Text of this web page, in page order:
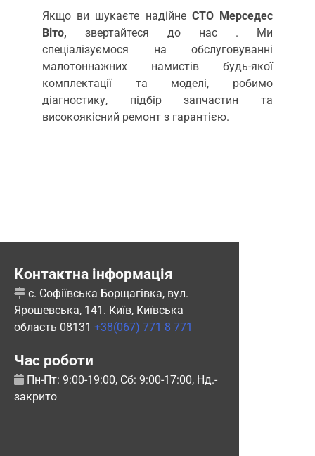
Якщо ви шукаєте надійне СТО Мерседес
Віто, звертайтеся до нас . Ми
спеціалізуємося на обслуговуванні
малотоннажних намистів будь-якої
комплектації та моделі, робимо
діагностику, підбір запчастин та
високоякісний ремонт з гарантією.
Контактна інформація
с. Софіївська Борщагівка, вул.
Ярошевська, 141. Київ, Київська
область 08131 +38(067) 771 8 771
Час роботи
Пн-Пт: 9:00-19:00, Сб: 9:00-17:00, Нд.-
закрито